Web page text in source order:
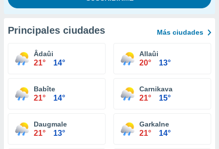
Principales ciudades Más ciudades
Âdaûi
21° 14°
Allaûi
20° 13°
Babîte
21° 14°
Carnikava
21° 15°
Daugmale
21° 13°
Garkalne
21° 14°